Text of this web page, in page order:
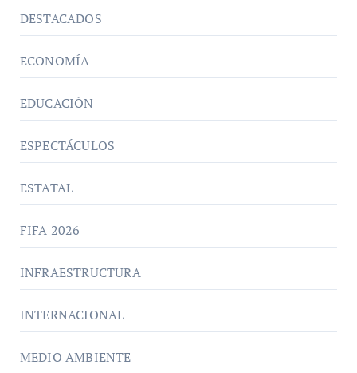
DESTACADOS
ECONOMÍA
EDUCACIÓN
ESPECTÁCULOS
ESTATAL
FIFA 2026
INFRAESTRUCTURA
INTERNACIONAL
MEDIO AMBIENTE